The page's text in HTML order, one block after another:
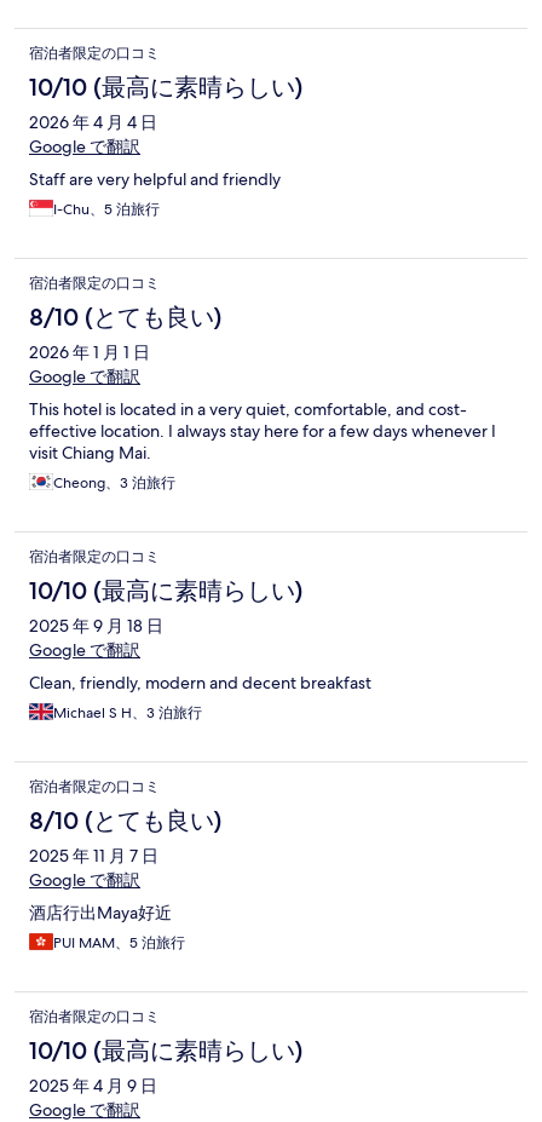
によかったです。
宿泊者限定の口コミ
10/10 (最高に素晴らしい)
2026 年 4 月 4 日
Google で翻訳
Staff are very helpful and friendly
I-Chu、5 泊旅行
宿泊者限定の口コミ
8/10 (とても良い)
2026 年 1 月 1 日
Google で翻訳
This hotel is located in a very quiet, comfortable, and cost-
effective location. I always stay here for a few days whenever I
visit Chiang Mai.
Cheong、3 泊旅行
宿泊者限定の口コミ
10/10 (最高に素晴らしい)
2025 年 9 月 18 日
Google で翻訳
Clean, friendly, modern and decent breakfast
Michael S H、3 泊旅行
宿泊者限定の口コミ
8/10 (とても良い)
2025 年 11 月 7 日
Google で翻訳
酒店行出Maya好近
PUI MAM、5 泊旅行
宿泊者限定の口コミ
10/10 (最高に素晴らしい)
2025 年 4 月 9 日
Google で翻訳